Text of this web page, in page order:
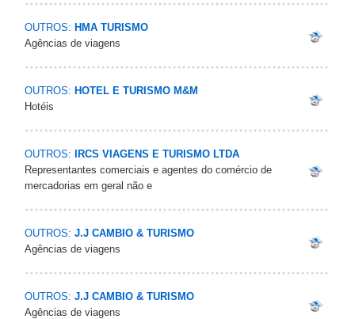
OUTROS: HMA TURISMO
Agências de viagens
OUTROS: HOTEL E TURISMO M&M
Hotéis
OUTROS:
IRCS VIAGENS E TURISMO LTDA
Representantes comerciais e agentes do comércio de
mercadorias em geral não e
OUTROS: J.J CAMBIO & TURISMO
Agências de viagens
OUTROS: J.J CAMBIO & TURISMO
Agências de viagens